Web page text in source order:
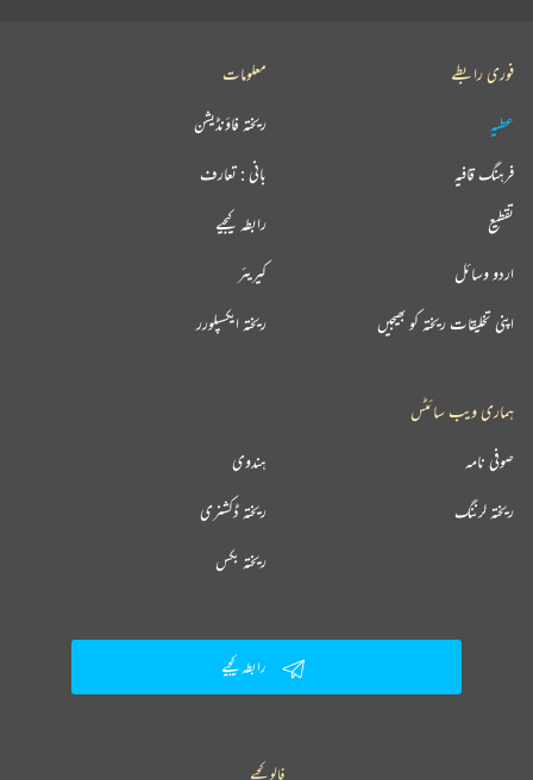
فوری رابطے
عطیہ
فرہنگ قافیہ
تقطیع
اردو وسائل
اپنی تخلیقات ریختہ کو بھیجیں
معلومات
ریختہ فاؤنڈیشن
بانی : تعارف
رابطہ کیجیے
کیریئر
ریختہ ایکسپلورر
ہماری ویب سائٹس
ہندوی صوفی نامہ
ریختہ ڈکشنری ریختہ لرننگ
ریختہ بکس
رابطہ کیجیے
فالو کیجیے